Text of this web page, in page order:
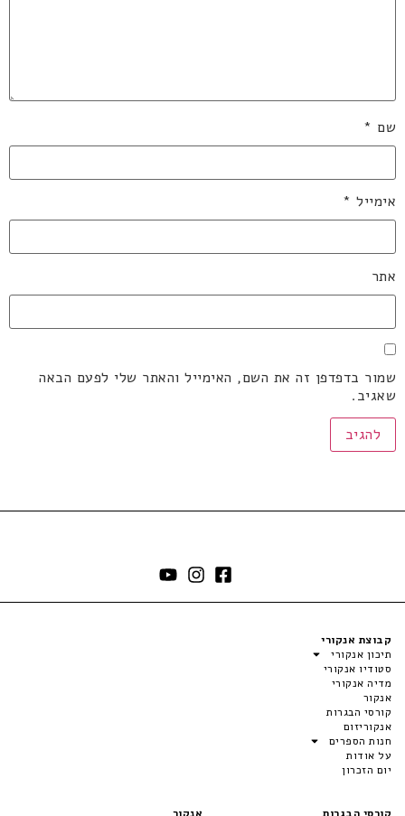
שם *
אימייל *
אתר
שמור בדפדפן זה את השם, האימייל והאתר שלי לפעם הבאה
שאגיב.
קבוצת אנקורי
תיכון אנקורי
סטודיו אנקורי
מדיה אנקורי
אנקור
קורסי הבגרות
אנקוריזום
חנות הספרים
על אודות
יום הזכרון